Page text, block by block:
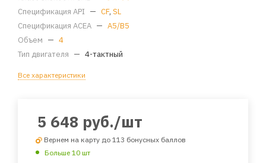
Спецификация API — CF, SL
Спецификация ACEA — A5/B5
Объем — 4
Тип двигателя — 4-тактный
Все характеристики
5 648 руб./шт
Вернем на карту до 113 бонусных баллов
Больше 10 шт